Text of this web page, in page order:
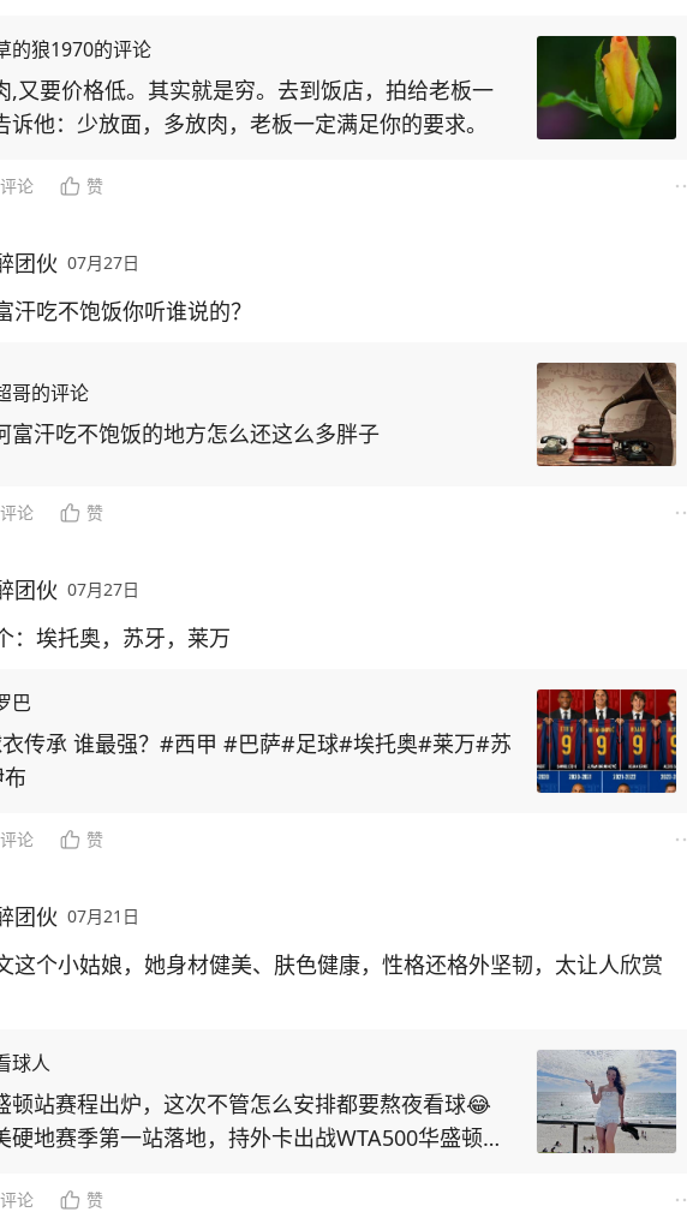
板娘说我做多少凉皮就做多少量的面筋，你把面筋都买走了我凉皮卖给
钱可以，我每天都是带两百张凉皮，一张凉皮卖两份，每天我卖完这40
摊儿回家，你把这四百份凉皮都包圆了，面筋都是你的。
的狼1970的评论
,又要价格低。其实就是穷。去到饭店，拍给老板一
诉他：少放面，多放肉，老板一定满足你的要求。
评论 赞
团伙 07月27日
汗吃不饱饭你听谁说的？
哥的评论
富汗吃不饱饭的地方怎么还这么多胖子
评论 赞
团伙 07月27日
：埃托奥，苏牙，莱万
巴
传承 谁最强？#西甲 #巴萨#足球#埃托奥#莱万#苏
评论 赞
团伙 07月21日
这个小姑娘，她身材健美、肤色健康，性格还格外坚韧，太让人欣赏
球人
顿站赛程出炉，这次不管怎么安排都要熬夜看球😂
硬地赛季第一站落地，持外卡出战WTA500华盛顿
评论 赞